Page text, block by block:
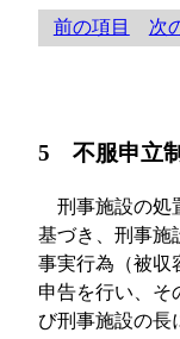
前の項目 次
5 不服申立
刑事施設の処
基づき、刑事施
事実行為（被収
申告を行い、そ
び刑事施設の長